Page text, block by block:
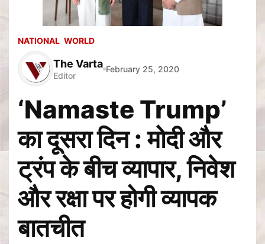
NATIONAL WORLD
The Varta
Editor
February 25, 2020
‘Namaste Trump’
का दूसरा दिन : मोदी और
ट्रंप के बीच व्यापार, निवेश
और रक्षा पर होगी व्यापक
बातचीत